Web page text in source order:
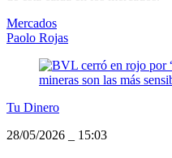
Mercados
Paolo Rojas
Tu Dinero
28/05/2026
15:03